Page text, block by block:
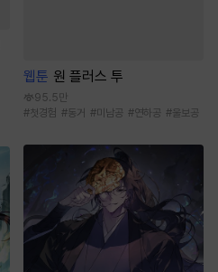
웹툰 원 플러스 투
95.5만
#첫경험 #동거 #미남공 #연하공 #울보공